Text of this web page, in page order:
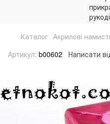
Каталог Акрилові
Артикул: b00602 Написати